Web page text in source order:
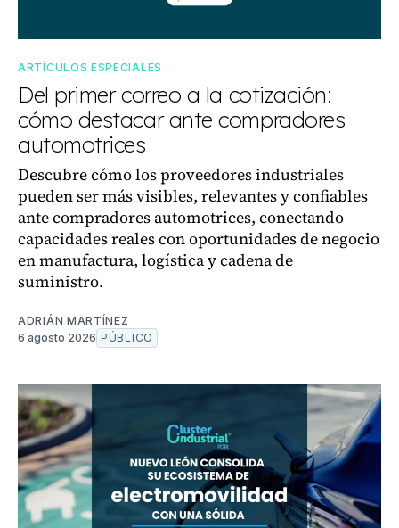
ARTÍCULOS ESPECIALES
Del primer correo a la cotización:
cómo destacar ante compradores
automotrices
Descubre cómo los proveedores industriales
pueden ser más visibles, relevantes y confiables
ante compradores automotrices, conectando
capacidades reales con oportunidades de negocio
en manufactura, logística y cadena de
suministro.
ADRIÁN MARTÍNEZ
6 agosto 2026 PÚBLICO